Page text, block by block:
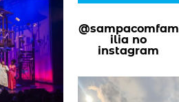
@sampacomfam
ilia no
instagram